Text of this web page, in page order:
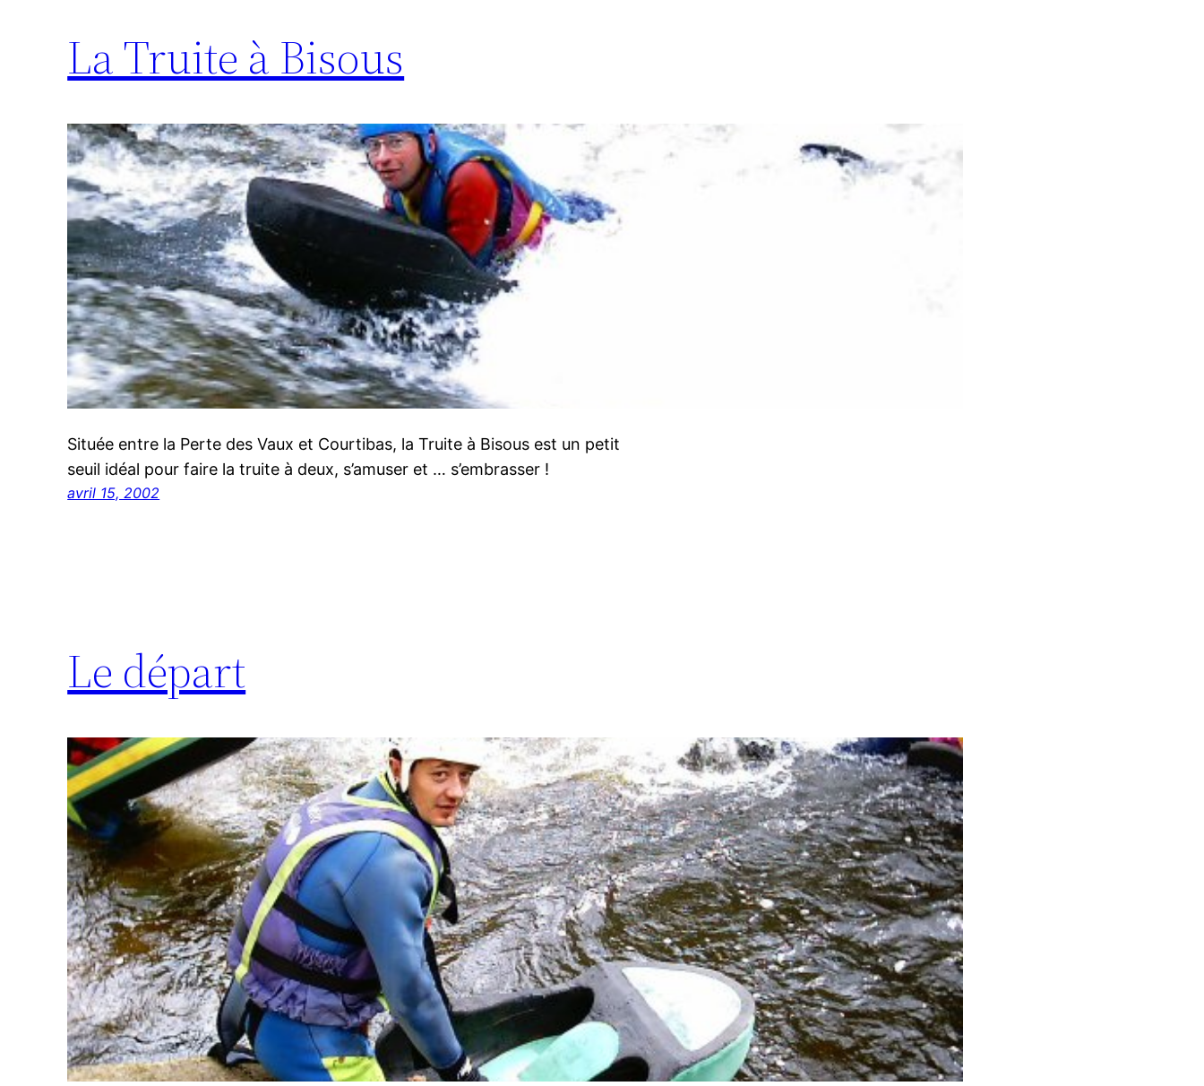
La Truite à Bisous
Située entre la Perte des Vaux et Courtibas, la Truite à Bisous est un petit
seuil idéal pour faire la truite à deux, s’amuser et … s’embrasser !
avril 15, 2002
Le départ